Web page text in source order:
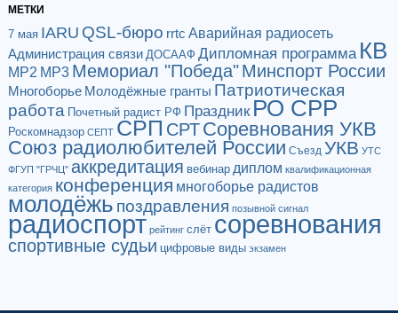
МЕТКИ
7 мая IARU QSL-бюро rrtc Аварийная радиосеть
Администрация связи ДОСААФ Дипломная программа КВ
МР2 МР3 Мемориал "Победа"Минспорт России
Многоборье Молодёжные гранты Патриотическая
работа Почетный радист РФ Праздник РО СРР
Роскомнадзор СЕПТ СРП СРТСоревнования УКВ
Союз радиолюбителей России Съезд УКВ УТС
ФГУП "ГРЧЦ" аккредитация вебинар диплом квалификационная
категория конференция многоборье радистов
молодёжь поздравления позывной сигнал
радиоспорт рейтинг слёт соревнования
спортивные судьи цифровые виды экзамен